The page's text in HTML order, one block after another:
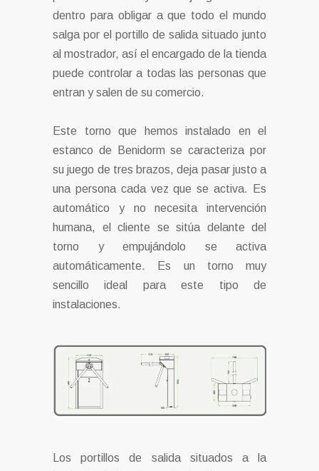
dentro para obligar a que todo el mundo
salga por el portillo de salida situado junto
al mostrador, así el encargado de la tienda
puede controlar a todas las personas que
entran y salen de su comercio.
Este torno que hemos instalado en el
estanco de Benidorm se caracteriza por
su juego de tres brazos, deja pasar justo a
una persona cada vez que se activa. Es
automático y no necesita intervención
humana, el cliente se sitúa delante del
torno y empujándolo se activa
automáticamente. Es un torno muy
sencillo ideal para este tipo de
instalaciones.
Los portillos de salida situados a la